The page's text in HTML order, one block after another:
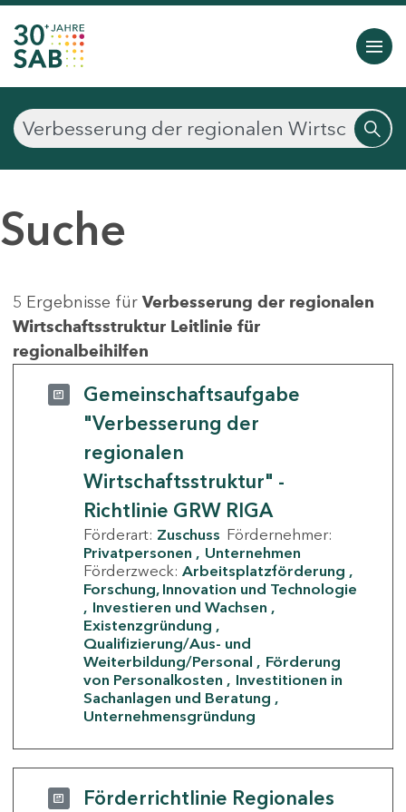
Suche
5 Ergebnisse für Verbesserung der regionalen
Wirtschaftsstruktur Leitlinie für
regionalbeihilfen
Gemeinschaftsaufgabe
"Verbesserung der
regionalen
Wirtschaftsstruktur" -
Richtlinie GRW RIGA
Förderart: Zuschuss Fördernehmer:
Privatpersonen
Unternehmen
Förderzweck: Arbeitsplatzförderung
Forschung, Innovation und Technologie
Investieren und Wachsen
Existenzgründung
Qualifizierung/Aus- und
Weiterbildung/Personal
Förderung
von Personalkosten
Investitionen in
Sachanlagen und Beratung
Unternehmensgründung
Förderrichtlinie Regionales